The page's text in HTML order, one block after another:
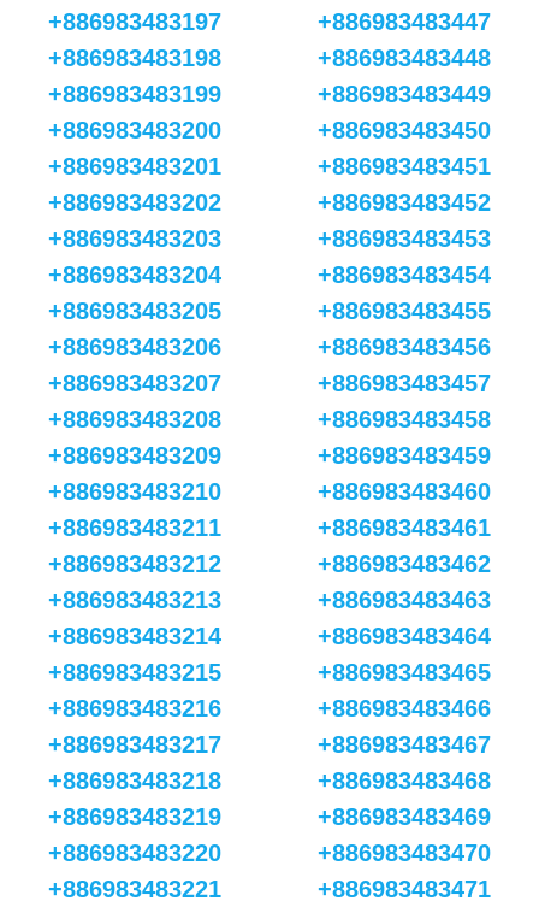
+886983483197
+886983483198
+886983483199
+886983483200
+886983483201
+886983483202
+886983483203
+886983483204
+886983483205
+886983483206
+886983483207
+886983483208
+886983483209
+886983483210
+886983483211
+886983483212
+886983483213
+886983483214
+886983483215
+886983483216
+886983483217
+886983483218
+886983483219
+886983483220
+886983483221
+886983483447
+886983483448
+886983483449
+886983483450
+886983483451
+886983483452
+886983483453
+886983483454
+886983483455
+886983483456
+886983483457
+886983483458
+886983483459
+886983483460
+886983483461
+886983483462
+886983483463
+886983483464
+886983483465
+886983483466
+886983483467
+886983483468
+886983483469
+886983483470
+886983483471